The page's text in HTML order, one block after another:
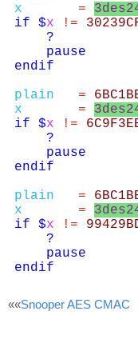
««Snooper AES CMAC